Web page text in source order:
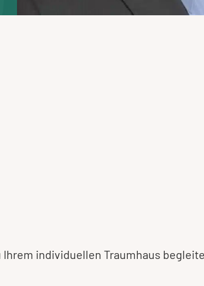
individuellen Traumhaus